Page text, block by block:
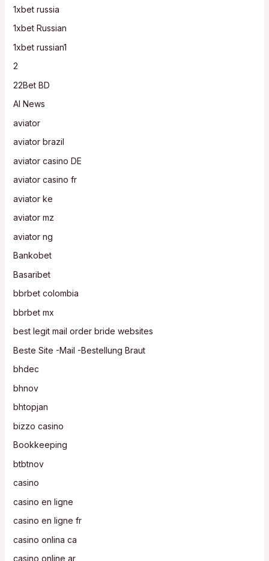
1xbet russia
1xbet Russian
1xbet russian1
2
22Bet BD
AI News
aviator
aviator brazil
aviator casino DE
aviator casino fr
aviator ke
aviator mz
aviator ng
Bankobet
Basaribet
bbrbet colombia
bbrbet mx
best legit mail order bride websites
Beste Site -Mail -Bestellung Braut
bhdec
bhnov
bhtopjan
bizzo casino
Bookkeeping
btbtnov
casino
casino en ligne
casino en ligne fr
casino onlina ca
casino online ar